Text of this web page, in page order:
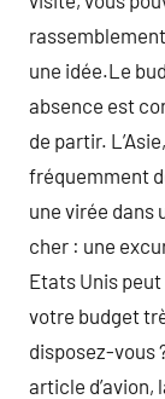
une idée.Le
absence est
de partir.
fréquemment
une virée dans
cher : une
Etats Unis
votre budget
disposez-vous
article d’avion,